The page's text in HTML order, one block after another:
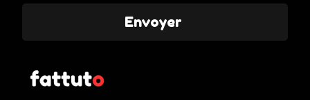
Envoyer